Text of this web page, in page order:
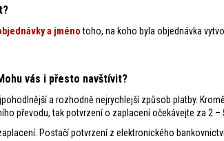
a jménotoho, na koho byla objednávka
vás i přesto navštívit?
a rozhodně nejrychlejší způsob platby.
převodu, tak potvrzení o zaplacení očekávejte za 2 –
Postačí potvrzení z elektronického